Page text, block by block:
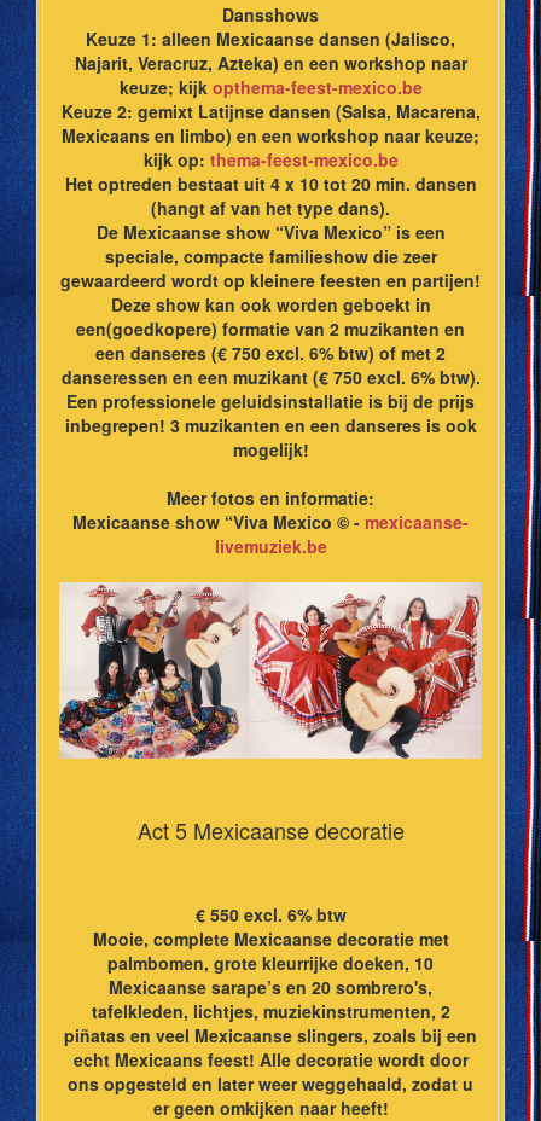
Dansshows
Keuze 1: alleen Mexicaanse dansen (Jalisco,
Najarit, Veracruz, Azteka) en een workshop naar
keuze; kijk opthema-feest-mexico.be
Keuze 2: gemixt Latijnse dansen (Salsa, Macarena,
Mexicaans en limbo) en een workshop naar keuze;
kijk op: thema-feest-mexico.be
Het optreden bestaat uit 4 x 10 tot 20 min. dansen
(hangt af van het type dans).
De Mexicaanse show “Viva Mexico” is een
speciale, compacte familieshow die zeer
gewaardeerd wordt op kleinere feesten en partijen!
Deze show kan ook worden geboekt in
een(goedkopere) formatie van 2 muzikanten en
een danseres (€ 750 excl. 6% btw) of met 2
danseressen en een muzikant (€ 750 excl. 6% btw).
Een professionele geluidsinstallatie is bij de prijs
inbegrepen! 3 muzikanten en een danseres is ook
mogelijk!
Meer fotos en informatie:
Mexicaanse show “Viva Mexico © - mexicaanse-
livemuziek.be
Act 5 Mexicaanse decoratie
€ 550 excl. 6% btw
Mooie, complete Mexicaanse decoratie met
palmbomen, grote kleurrijke doeken, 10
Mexicaanse sarape’s en 20 sombrero's,
tafelkleden, lichtjes, muziekinstrumenten, 2
piñatas en veel Mexicaanse slingers, zoals bij een
echt Mexicaans feest! Alle decoratie wordt door
ons opgesteld en later weer weggehaald, zodat u
er geen omkijken naar heeft!